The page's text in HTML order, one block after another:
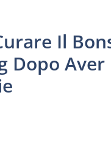
Il
Dopo Aver